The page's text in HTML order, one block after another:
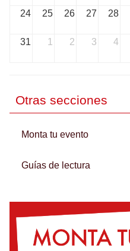
24 25 26 27 28
31 1 2 3 4
Otras secciones
Monta tu evento
Guías de lectura